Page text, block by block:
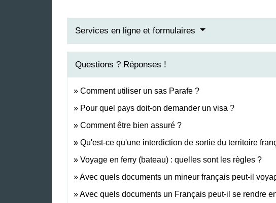
Services en ligne et formulaires
Questions ? Réponses !
Comment utiliser un sas Parafe ?
Pour quel pays doit-on demander un visa ?
Comment être bien assuré ?
Qu'est-ce qu'une interdiction de sortie du territoire
Voyage en ferry (bateau) : quelles sont les règles ?
Avec quels documents un mineur français peut-il
Avec quels documents un Français peut-il se rendre